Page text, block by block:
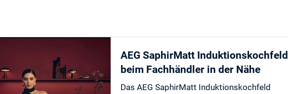
AEG SaphirMatt Induktionskochfeld
beim Fachhändler in der Nähe
Das AEG SaphirMatt Induktionskochfeld